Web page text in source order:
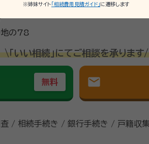
地の78
\「いい相続」にてご相談を承ります/
無料 mail
/ 相続手続き / 銀行手続き / 戸籍収
※姉妹サイト 「相続費用見積ガイド」 に遷移します